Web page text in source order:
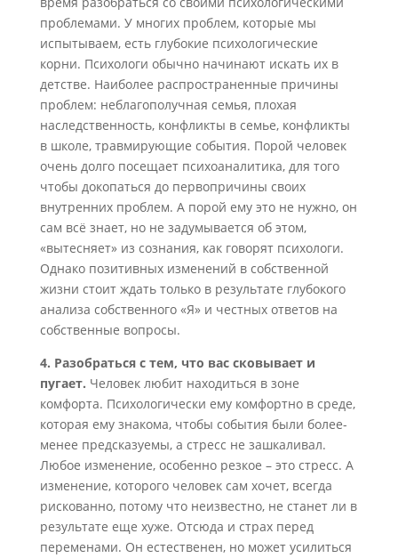
проблемами. У многих проблем, которые мы
испытываем, есть глубокие психологические
корни. Психологи обычно начинают искать их в
детстве. Наиболее распространенные причины
проблем: неблагополучная семья, плохая
наследственность, конфликты в семье, конфликты
в школе, травмирующие события. Порой человек
очень долго посещает психоаналитика, для того
чтобы докопаться до первопричины своих
внутренних проблем. А порой ему это не нужно, он
сам всё знает, но не задумывается об этом,
«вытесняет» из сознания, как говорят психологи.
Однако позитивных изменений в собственной
жизни стоит ждать только в результате глубокого
анализа собственного «Я» и честных ответов на
собственные вопросы.
4. Разобраться с тем, что вас сковывает и
пугает. Человек любит находиться в зоне
комфорта. Психологически ему комфортно в среде,
которая ему знакома, чтобы события были более-
менее предсказуемы, а стресс не зашкаливал.
Любое изменение, особенно резкое – это стресс. А
изменение, которого человек сам хочет, всегда
рискованно, потому что неизвестно, не станет ли в
результате еще хуже. Отсюда и страх перед
переменами. Он естественен, но может усилиться